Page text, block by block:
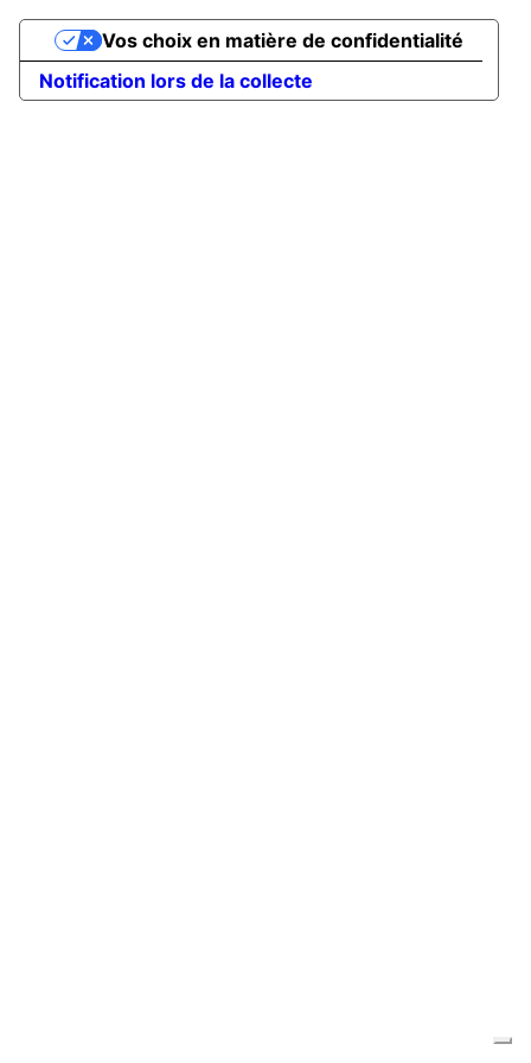
Notification lors de la collecte
Vos choix en matière de confidentialité